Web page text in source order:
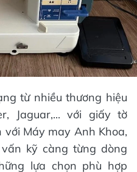
từ nhiều thương hiệu
Jaguar,... với giấy tờ
Máy may Anh Khoa,
kỹ càng từng dòng
lựa chọn phù hợp